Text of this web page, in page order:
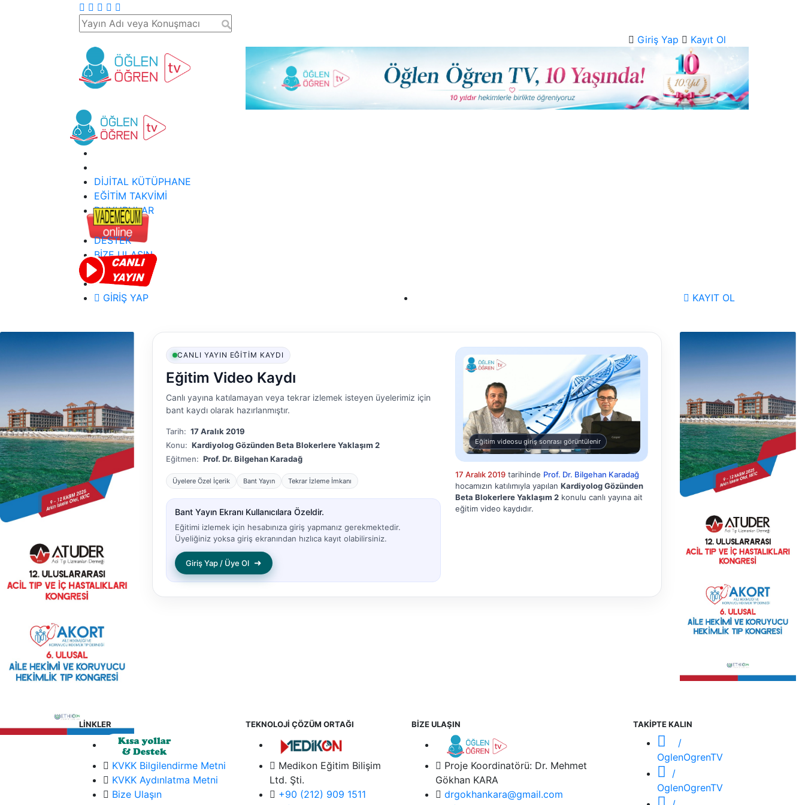
Giriş Yap Kayıt Ol
DİJİTAL KÜTÜPHANE
EĞİTİM TAKVİMİ
DUYURULAR
DESTEK
BİZE ULAŞIN
GİRİŞ YAP KAYIT OL
CANLI YAYIN EĞITIM KAYDI
Eğitim Video Kaydı
Canlı yayına katılamayan veya tekrar izlemek isteyen üyelerimiz için
bant kaydı olarak hazırlanmıştır.
Tarih: 17 Aralık 2019
Konu: Kardiyolog Gözünden Beta Blokerlere Yaklaşım 2
Eğitmen: Prof. Dr. Bilgehan Karadağ
Üyelere Özel İçerik Bant Yayın Tekrar İzleme İmkanı
Bant Yayın Ekranı Kullanıcılara Özeldir.
Eğitimi izlemek için hesabınıza giriş yapmanız gerekmektedir.
Üyeliğiniz yoksa giriş ekranından hızlıca kayıt olabilirsiniz.
Giriş Yap / Üye Ol ➜
Eğitim videosu giriş sonrası görüntülenir
17 Aralık 2019 tarihinde Prof. Dr. Bilgehan Karadağ
hocamızın katılımıyla yapılanKardiyolog Gözünden
Beta Blokerlere Yaklaşım 2 konulu canlı yayına ait
eğitim video kaydıdır.
LİNKLER
KVKK Bilgilendirme Metni
KVKK Aydınlatma Metni
Bize Ulaşın
TEKNOLOJİ ÇÖZÜM ORTAĞI
Medikon Eğitim Bilişim
Ltd. Şti.
+90 (212) 909 1511
BİZE ULAŞIN
Proje Koordinatörü: Dr. Mehmet
Gökhan KARA
drgokhankara@gmail.com
TAKİPTE KALIN
/
OglenOgrenTV
/
OglenOgrenTV